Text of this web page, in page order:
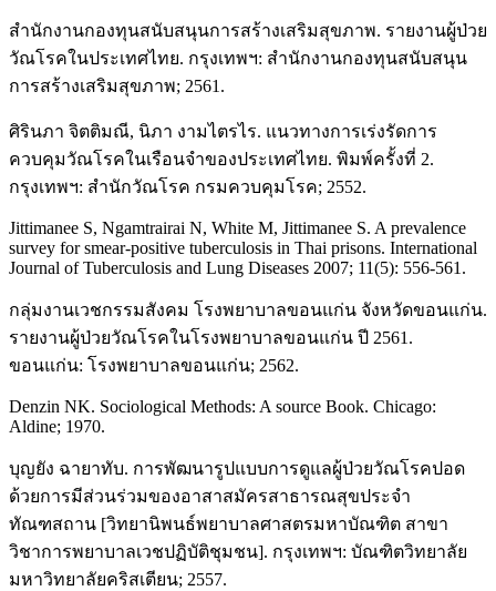
สำนักงานกองทุนสนับสนุนการสร้างเสริมสุขภาพ. รายงานผู้ป่วย
วัณโรคในประเทศไทย. กรุงเทพฯ: สำนักงานกองทุนสนับสนุน
การสร้างเสริมสุขภาพ; 2561.
ศิรินภา จิตติมณี, นิภา งามไตรไร. แนวทางการเร่งรัดการ
ควบคุมวัณโรคในเรือนจำของประเทศไทย. พิมพ์ครั้งที่ 2.
กรุงเทพฯ: สำนักวัณโรค กรมควบคุมโรค; 2552.
Jittimanee S, Ngamtrairai N, White M, Jittimanee S. A prevalence
survey for smear-positive tuberculosis in Thai prisons. International
Journal of Tuberculosis and Lung Diseases 2007; 11(5): 556-561.
กลุ่มงานเวชกรรมสังคม โรงพยาบาลขอนแก่น จังหวัดขอนแก่น.
รายงานผู้ป่วยวัณโรคในโรงพยาบาลขอนแก่น ปี 2561.
ขอนแก่น: โรงพยาบาลขอนแก่น; 2562.
Denzin NK. Sociological Methods: A source Book. Chicago:
Aldine; 1970.
บุญยัง ฉายาทับ. การพัฒนารูปแบบการดูแลผู้ป่วยวัณโรคปอด
ด้วยการมีส่วนร่วมของอาสาสมัครสาธารณสุขประจำ
ทัณฑสถาน [วิทยานิพนธ์พยาบาลศาสตรมหาบัณฑิต สาขา
วิชาการพยาบาลเวชปฏิบัติชุมชน]. กรุงเทพฯ: บัณฑิตวิทยาลัย
มหาวิทยาลัยคริสเตียน; 2557.